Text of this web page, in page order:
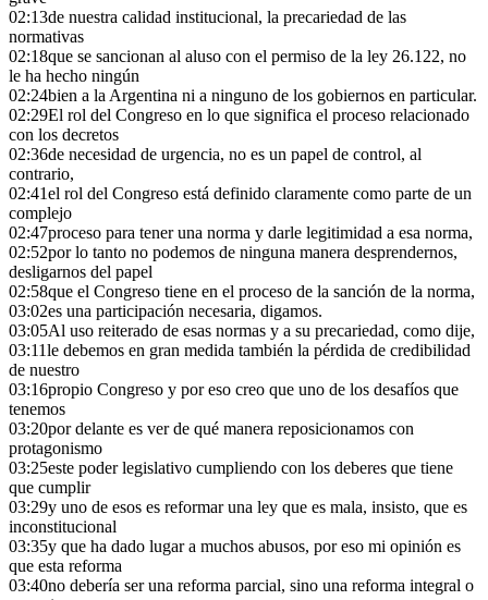
02:13de nuestra calidad institucional, la precariedad de las
normativas
02:18que se sancionan al aluso con el permiso de la ley 26.122, no
le ha hecho ningún
02:24bien a la Argentina ni a ninguno de los gobiernos en particular.
02:29El rol del Congreso en lo que significa el proceso relacionado
con los decretos
02:36de necesidad de urgencia, no es un papel de control, al
contrario,
02:41el rol del Congreso está definido claramente como parte de un
complejo
02:47proceso para tener una norma y darle legitimidad a esa norma,
02:52por lo tanto no podemos de ninguna manera desprendernos,
desligarnos del papel
02:58que el Congreso tiene en el proceso de la sanción de la norma,
03:02es una participación necesaria, digamos.
03:05Al uso reiterado de esas normas y a su precariedad, como dije,
03:11le debemos en gran medida también la pérdida de credibilidad
de nuestro
03:16propio Congreso y por eso creo que uno de los desafíos que
tenemos
03:20por delante es ver de qué manera reposicionamos con
protagonismo
03:25este poder legislativo cumpliendo con los deberes que tiene
que cumplir
03:29y uno de esos es reformar una ley que es mala, insisto, que es
inconstitucional
03:35y que ha dado lugar a muchos abusos, por eso mi opinión es
que esta reforma
03:40no debería ser una reforma parcial, sino una reforma integral o